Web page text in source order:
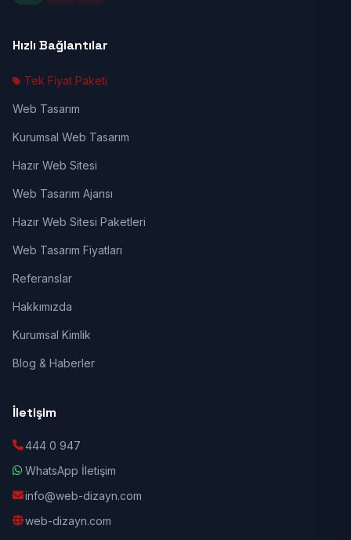
Hızlı Bağlantılar
Tek Fiyat Paketi
Web Tasarım
Kurumsal Web Tasarım
Hazır Web Sitesi
Web Tasarım Ajansı
Hazır Web Sitesi Paketleri
Web Tasarım Fiyatları
Referanslar
Hakkımızda
Kurumsal Kimlik
Blog & Haberler
İletişim
444 0 947
WhatsApp İletişim
info@web-dizayn.com
web-dizayn.com